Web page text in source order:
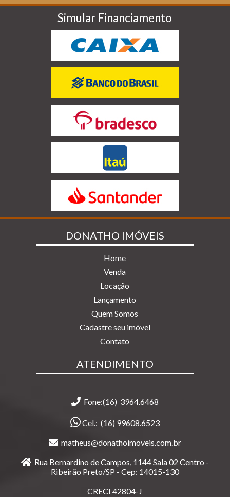
Simular Financiamento
DONATHO IMÓVEIS
Home
Venda
Locação
Lançamento
Quem Somos
Cadastre seu imóvel
Contato
ATENDIMENTO
Fone:(16) 3964.6468
Cel.: (16) 99608.6523
matheus@donathoimoveis.com.br
Rua Bernardino de Campos, 1144 Sala 02 Centro -
Ribeirão Preto/SP - Cep: 14015-130
CRECI 42804-J